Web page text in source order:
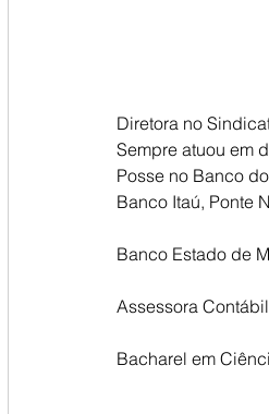
Diretora no
Sempre atuou em
Posse no Banco
Banco Itaú, Ponte
Banco Estado de
Assessora
Bacharel em